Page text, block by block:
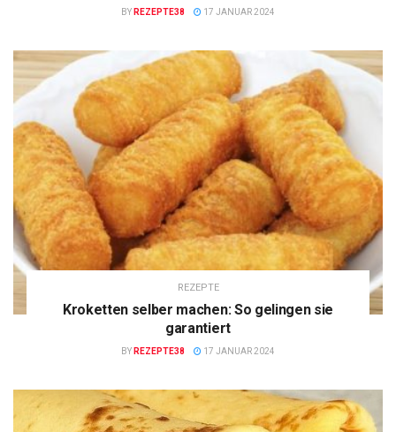
BY REZEPTE38 17 JANUAR 2024
REZEPTE
Kroketten selber machen: So gelingen sie
garantiert
BY REZEPTE38 17 JANUAR 2024